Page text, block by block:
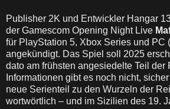
Publisher 2K und Entwickler Hangar
der Gamescom Opening Night Live
für PlayStation 5, Xbox Series und PC
angekündigt. Das Spiel soll 2025
dato am frühsten angesiedelte Teil der
Informationen gibt es noch nicht,
neue Serienteil zu den Wurzeln der
wortwörtlich – und im Sizilien des 19.